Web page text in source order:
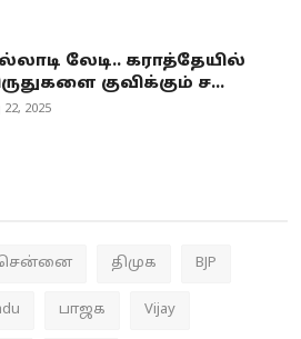
லேடி.. கராத்தேயில்
குவிக்கும் ச...
22, 2025
திமுக BJP
பாஜக Vijay